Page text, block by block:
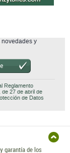
novedades y
Reglamento
27 de abril de
de Datos
garantía de los